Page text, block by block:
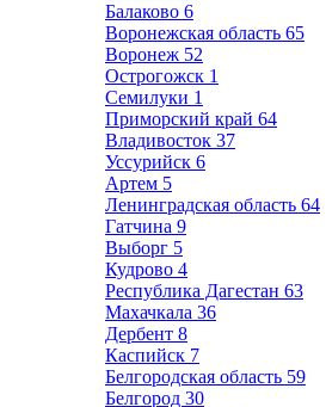
Балаково 6
Воронежская область 65
Воронеж 52
Острогожск 1
Семилуки 1
Приморский край 64
Владивосток 37
Уссурийск 6
Артем 5
Ленинградская область 64
Гатчина 9
Выборг 5
Кудрово 4
Республика Дагестан 63
Махачкала 36
Дербент 8
Каспийск 7
Белгородская область 59
Белгород 30